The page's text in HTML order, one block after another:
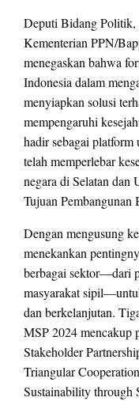
Deputi Bidang Politik,
Kementerian PPN/
menegaskan bahwa
Indonesia dalam
menyiapkan solusi
mempengaruhi
hadir sebagai
telah memperlebar
negara di Selatan dan
Tujuan
Dengan mengusung
menekankan
berbagai sektor—dari
masyarakat
dan berkelanjutan.
MSP 2024 mencakup
Stakeholder
Triangular
Sustainability through